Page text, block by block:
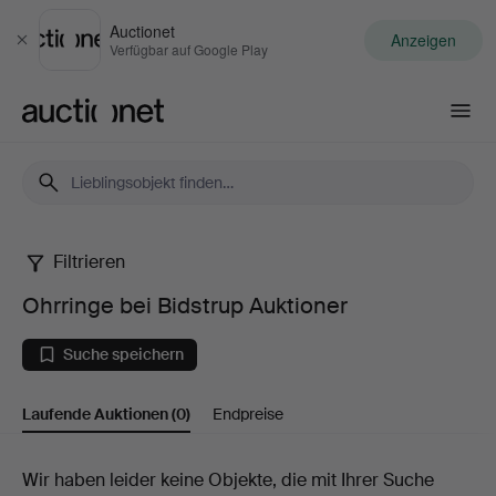
Schließen
Auctionet
Verfügbar auf Google Play Anzeigen
Ohrringe
bei
Bidstrup
Auktioner
Filtrieren
Ohrringe bei Bidstrup Auktioner
Suche speichern
Laufende Auktionen(0) Endpreise
Laufende
Wir haben leider keine Objekte, die mit Ihrer Suche